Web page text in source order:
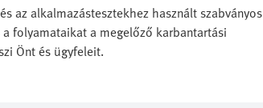
az alkalmazástesztekhez használt szabványos
folyamataikat a megelőző karbantartási
Önt és ügyfeleit.